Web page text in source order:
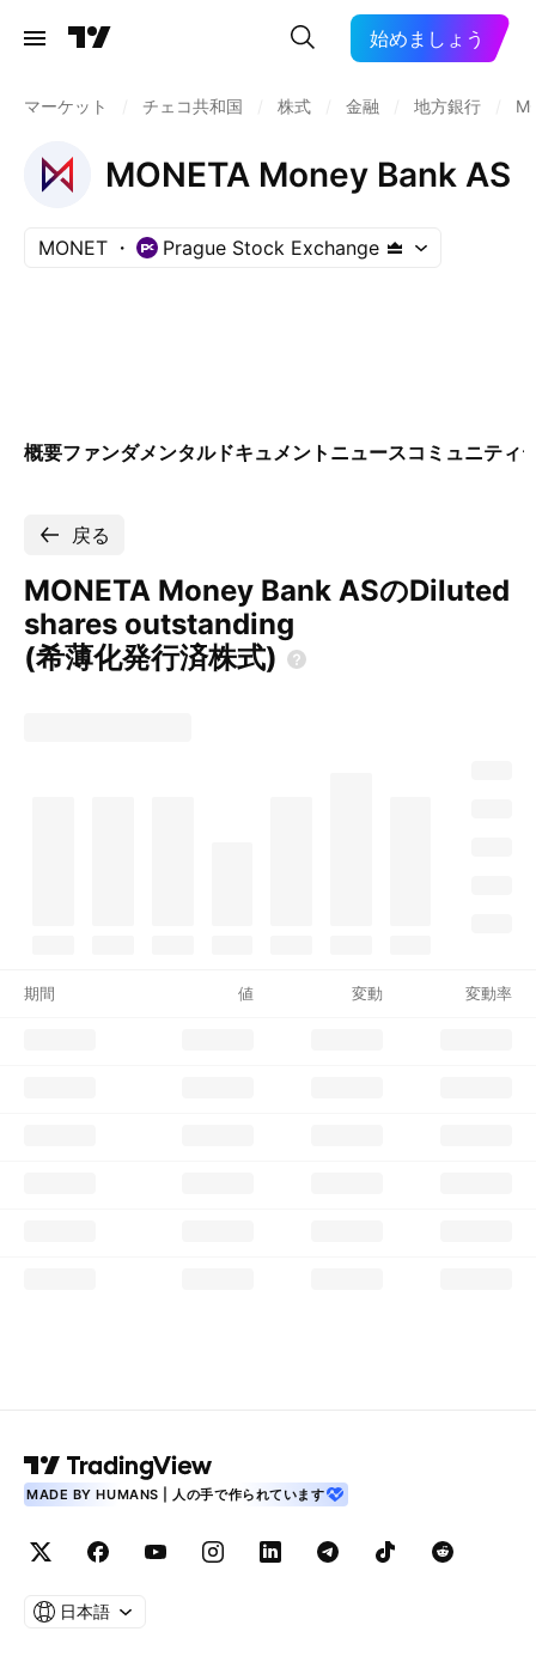
始めましょう
マーケット チェコ共和国 株式 金融 地方銀行
MONETA Money Bank AS
MONET Prague Stock Exchange
概要ファンダメンタルドキュメント ニュースコミュニティ
戻る
MONETA Money Bank ASのDiluted
shares outstanding
(希薄化発行済株式)
期間 値 変動 変動率
MADE BY HUMANS | 人の手で作られています
日本語